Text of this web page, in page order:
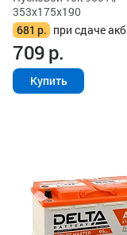
353x175x190
681 р. при сдаче акб
709р.
Купить